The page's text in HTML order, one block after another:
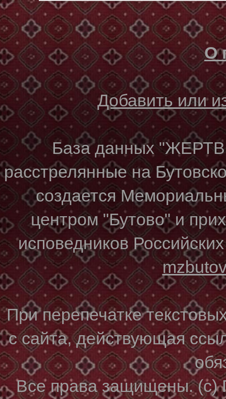
О
Добавить или
База данных
расстрелянные на
создается
центром "Бутово" и
исповедников
При перепечатке
с сайта, действующая
Все права защищены. (с)